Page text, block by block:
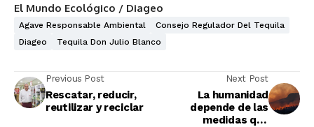
El Mundo Ecológico / Diageo
Agave Responsable Ambiental
Consejo Regulador Del Tequila
Diageo
Tequila Don Julio Blanco
Previous Post
Rescatar, reducir,
reutilizar y reciclar
Next Post
La humanidad
depende de las
medidas que